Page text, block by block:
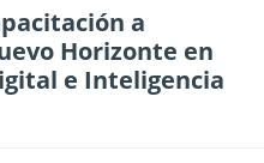
a
Horizonte en
e Inteligencia